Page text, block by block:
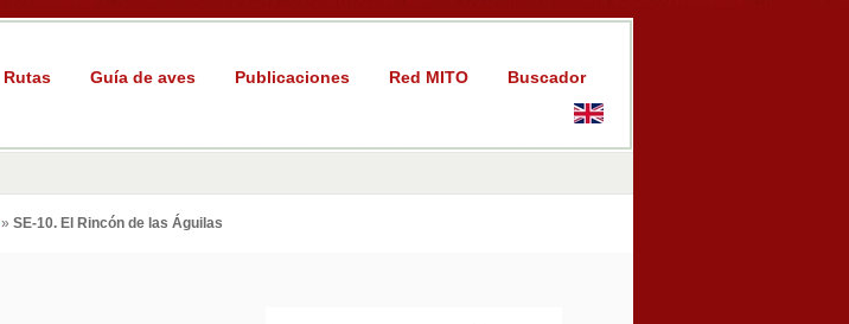
Rutas Guía de aves Publicaciones Red MITO Buscador
» SE-10. El Rincón de las Águilas